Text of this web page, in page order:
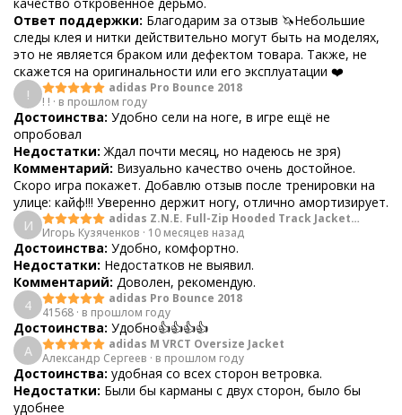
Ответ поддержки: Благодарим за отзыв 🦄Небольшие
следы клея и нитки действительно могут быть на моделях,
это не является браком или дефектом товара. Также, не
скажется на оригинальности или его эксплуатации ❤️
!
adidas Pro Bounce 2018
! ! · в прошлом году
Достоинства: Удобно сели на ноге, в игре ещё не
опробовал
Недостатки: Ждал почти месяц, но надеюсь не зря)
Комментарий: Визуально качество очень достойное.
Скоро игра покажет. Добавлю отзыв после тренировки на
улице: кайф!!! Уверенно держит ногу, отлично амортизирует.
И
adidas Z.N.E. Full-Zip Hooded Track Jacket
Black
Игорь Кузяченков · 10 месяцев назад
Достоинства: Удобно, комфортно.
Недостатки: Недостатков не выявил.
Комментарий: Доволен, рекомендую.
4
adidas Pro Bounce 2018
41568 · в прошлом году
Достоинства: Удобно👍👍👍👍
А
adidas M VRCT Oversize Jacket
Александр Сергеев · в прошлом году
Достоинства: удобная со всех сторон ветровка.
Недостатки: Были бы карманы с двух сторон, было бы
удобнее